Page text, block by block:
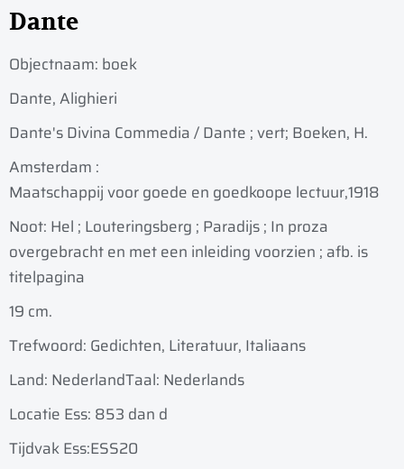
Dante
Objectnaam: boek
Dante, Alighieri
Dante's Divina Commedia / Dante ; vert; Boeken, H.
Amsterdam :
Maatschappij voor goede en goedkoope lectuur,1918
Noot: Hel ; Louteringsberg ; Paradijs ; In proza
overgebracht en met een inleiding voorzien ; afb. is
titelpagina
19 cm.
Trefwoord: Gedichten, Literatuur, Italiaans
Land: NederlandTaal: Nederlands
Locatie Ess: 853 dan d
Tijdvak Ess:ESS20